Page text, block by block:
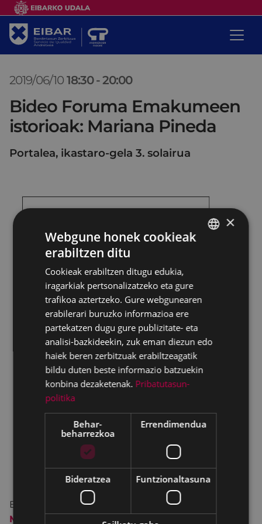
2019/06/10 18:30 -20:00
Bideo Foruma Emakumeen
istorioak: Mariana Pineda
Portalea, ikastaro-gela 3. solairua
Ekainean Emakumeen istorioen bideo-foruma
Mariana Pineda
ezagutzeko aukera izango dugu.
×
Webgune honek cookieak
erabiltzen ditu
Cookieak erabiltzen ditugu edukia,
iragarkiak pertsonalizatzeko eta gure
trafikoa aztertzeko. Gure webgunearen
erabilerari buruzko informazioa ere
partekatzen dugu gure publizitate- eta
analisi-bazkideekin, zuk eman diezun edo
haiek beren zerbitzuak erabiltzeagatik
bildu duten beste informazio batzuekin
konbina dezaketenak. Pribatutasun-
politika
Behar-
beharrezkoa
Errendimendua
Bideratzea Funtzionaltasuna